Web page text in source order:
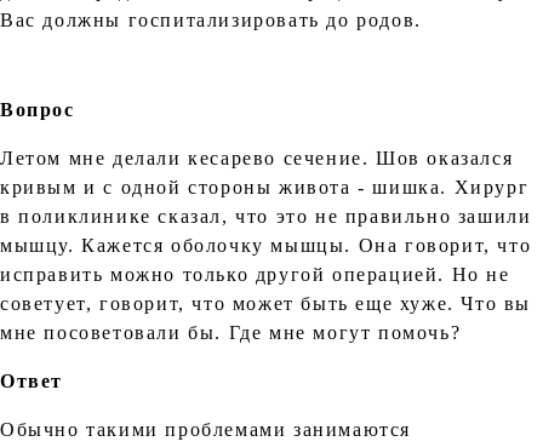
Вас должны госпитализировать до родов.
Вопрос
Летом мне делали кесарево сечение. Шов оказался
кривым и с одной стороны живота - шишка. Хирург
в поликлинике сказал, что это не правильно зашили
мышцу. Кажется оболочку мышцы. Она говорит, что
исправить можно только другой операцией. Но не
советует, говорит, что может быть еще хуже. Что вы
мне посоветовали бы. Где мне могут помочь?
Ответ
Обычно такими проблемами занимаются